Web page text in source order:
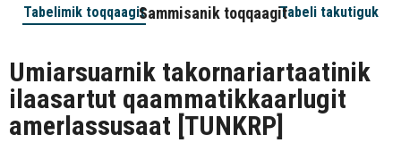
Tabelimik toqqaagitSammisanik toqqaagitTabeli takutiguk
Umiarsuarnik takornariartaatinik
ilaasartut qaammatikkaarlugit
amerlassusaat [TUNKRP]